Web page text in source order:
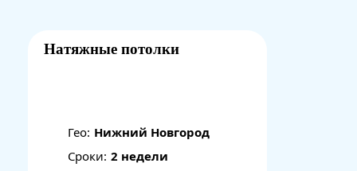
Натяжные потолки
Гео: Нижний Новгород
Сроки: 2 недели